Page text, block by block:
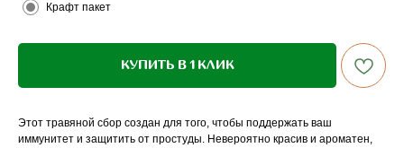
Крафт пакет
КУПИТЬ В 1 КЛИК
Этот травяной сбор создан для того, чтобы поддержать ваш
иммунитет и защитить от простуды. Невероятно красив и ароматен,